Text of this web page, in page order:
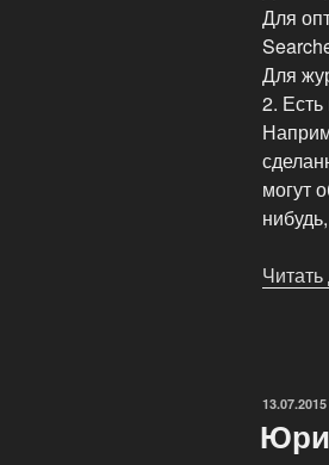
Для
Для
2. Есть
могут
13.07.2015